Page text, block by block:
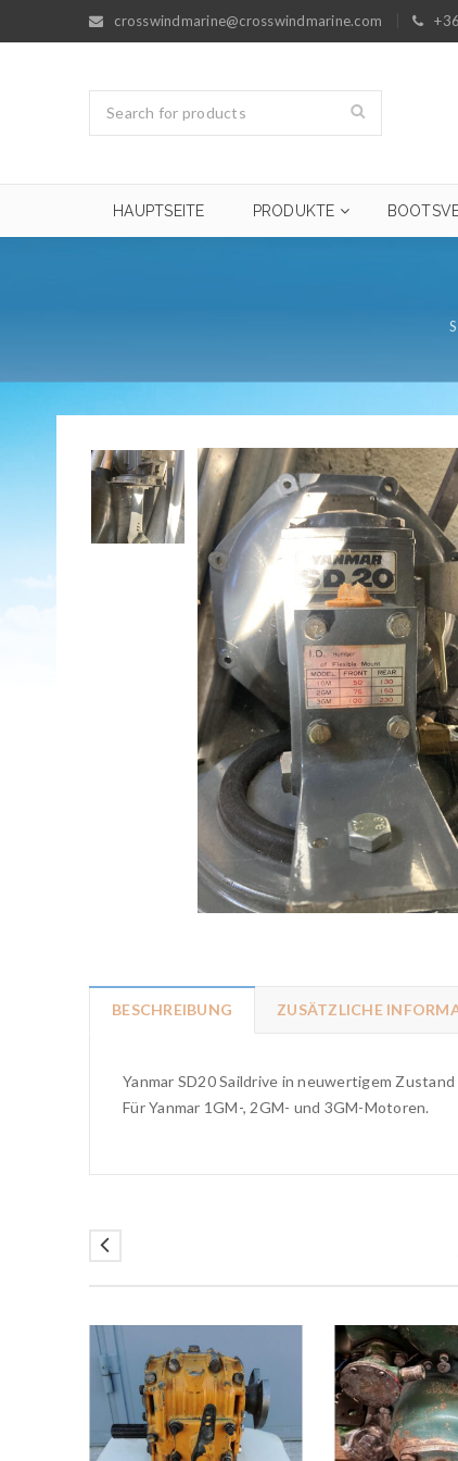
crosswindmarine@crosswindmarine.com
HAUPTSEITE PRODUKTE
BESCHREIBUNG ZUSÄTZLICHE
Yanmar SD20 Saildrive in neuwertigem
Für Yanmar 1GM-, 2GM- und 3GM-Motoren.